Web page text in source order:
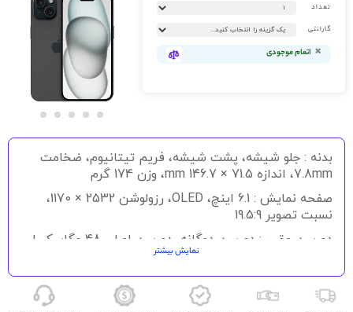
انتهای
گالری
تصاویر
ابتدای
گالری
تعداد
گارانتی
اتمام موجودی
بدنه : جلو شیشه، پشت شیشه، فریم تیتانیوم، ضخامت
7.8mm، اندازه 71.5 × 146.7 mm، وزن 174 گرم
صفحه نمایش : 6.1 اینچ، OLED، رزولوشن 2532 × 1170،
نسبت تصویر 19.5:9
دوربین عقب : دوربین دوگانه، دوربین اصلی 48 مگاپیکسل،
120 درجه
دوربین جلو : دوربین دوگانه 12 مگاپیکسل و سنسور SL 3D
نمایش بیشتر